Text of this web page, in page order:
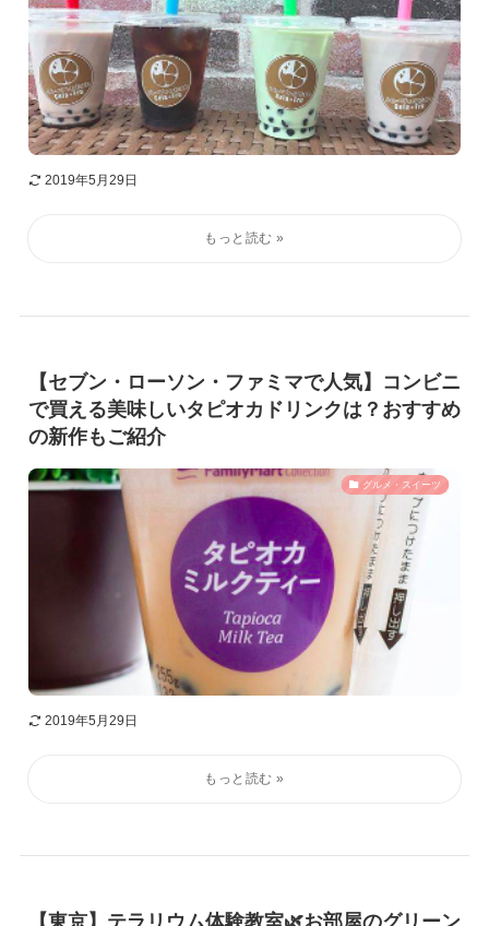
2019年5月29日
【セブン・ローソン・ファミマで人気】コンビニ
で買える美味しいタピオカドリンクは？おすすめ
の新作もご紹介
グルメ・スイーツ
2019年5月29日